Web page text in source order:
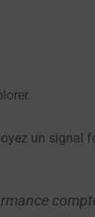
un signal